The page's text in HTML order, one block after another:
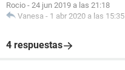
Rocio - 24 jun 2019 a las 21:18
Vanesa - 1 abr 2020 a las 15:35
4 respuestas